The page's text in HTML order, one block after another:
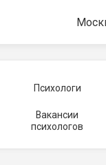
Психологи
Вакансии
психологов